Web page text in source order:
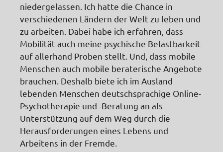
niedergelassen. Ich hatte die Chance in
verschiedenen Ländern der Welt zu leben und
zu arbeiten. Dabei habe ich erfahren, dass
Mobilität auch meine psychische Belastbarkeit
auf allerhand Proben stellt. Und, dass mobile
Menschen auch mobile beraterische Angebote
brauchen. Deshalb biete ich im Ausland
lebenden Menschen deutschsprachige Online-
Psychotherapie und -Beratung an als
Unterstützung auf dem Weg durch die
Herausforderungen eines Lebens und
Arbeitens in der Fremde.